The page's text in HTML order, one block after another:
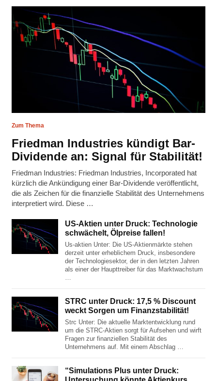
Zum Thema
Friedman Industries kündigt Bar-
Dividende an: Signal für Stabilität!
Friedman Industries: Friedman Industries, Incorporated hat
kürzlich die Ankündigung einer Bar-Dividende veröffentlicht,
die als Zeichen für die finanzielle Stabilität des Unternehmens
interpretiert wird. Diese …
US-Aktien unter Druck: Technologie
schwächelt, Ölpreise fallen!
Us-aktien Unter: Die US-Aktienmärkte stehen
derzeit unter erheblichem Druck, insbesondere
der Technologiesektor, der in den letzten Jahren
als einer der Haupttreiber für das Marktwachstum
STRC unter Druck: 17,5 % Discount
weckt Sorgen um Finanzstabilität!
Strc Unter: Die aktuelle Marktentwicklung rund
um die STRC-Aktien sorgt für Aufsehen und wirft
Fragen zur finanziellen Stabilität des
Unternehmens auf. Mit einem Abschlag …
“Simulations Plus unter Druck: